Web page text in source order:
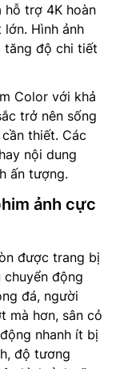
hỗ trợ 4K hoàn
Hình ảnh
tăng độ chi tiết
Color với khả
trở nên sống
thiết. Các
nội dung
ấn tượng.
ảnh cực
được trang bị
động
đá, người
mà hơn, sân cỏ
nhanh ít bị
độ tương